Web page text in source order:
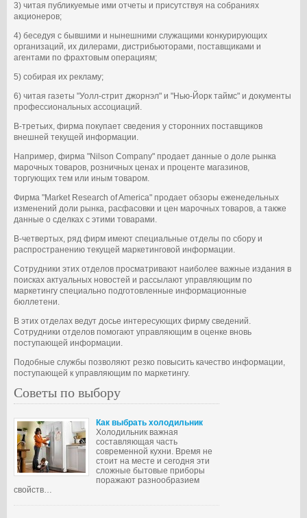
3) читая публикуемые ими отчеты и присутствуя на собраниях
акционеров;
4) беседуя с бывшими и нынешними служащими конкурирующих
организаций, их дилерами, дистрибьюторами, поставщиками и
агентами по фрахтовым операциям;
5) собирая их рекламу;
6) читая газеты "Уолл-стрит джорнэл" и "Нью-Йорк таймс" и документы
профессиональных ассоциаций.
В-третьих, фирма покупает сведения у сторонних поставщиков
внешней текущей информации.
Например, фирма "Nilson Company" продает данные о доле рынка
марочных товаров, розничных ценах и проценте магазинов,
торгующих тем или иным товаром.
Фирма "Market Research of America" продает обзоры еженедельных
изменений доли рынка, расфасовки и цен марочных товаров, а также
данные о сделках с этими товарами.
В-четвертых, ряд фирм имеют специальные отделы по сбору и
распространению текущей маркетинговой информации.
Сотрудники этих отделов просматривают наиболее важные издания в
поисках актуальных новостей и рассылают управляющим по
маркетингу специально подготовленные информационные
бюллетени.
В этих отделах ведут досье интересующих фирму сведений.
Сотрудники отделов помогают управляющим в оценке вновь
поступающей информации.
Подобные службы позволяют резко повысить качество информации,
поступающей к управляющим по маркетингу.
Советы по выбору
Как выбрать холодильник
Холодильник важная
составляющая часть
современной кухни. Время не
стоит на месте и сегодня эти
сложные бытовые приборы
поражают разнообразием
свойств…